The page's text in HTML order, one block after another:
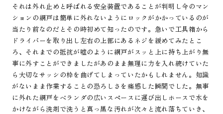
それは外れ止めと呼ばれる安全装置であることが判明し今のマン
ションの網戸は簡単に外れないようにロックがかかっているのが
当たり前なのだとその時初めて知ったのです。急いで工具箱から
ドライバーを取り出し左右の上部にあるネジを緩めてみたとこ
ろ、それまでの抵抗が嘘のように網戸がスッと上に持ち上がり無
事に外すことができましたがあのまま無理に力を入れ続けていた
ら大切なサッシの枠を曲げてしまっていたかもしれません。知識
がないまま作業することの恐ろしさを痛感した瞬間でした。無事
に外れた網戸をベランダの広いスペースに運び出しホースで水を
かけながら洗剤で洗うと真っ黒な汚れが次々と流れ落ちていき、